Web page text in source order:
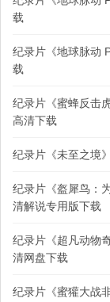
载
纪录片《地球脉动
载
纪录片《蜜蜂反击
高清下载
纪录片《未至之境
纪录片《盔犀鸟：
清解说专用版下载
纪录片《超凡动物
清网盘下载
纪录片《蜜獾大战